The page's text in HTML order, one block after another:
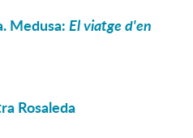
Medusa:El viatge d'en
Rosaleda